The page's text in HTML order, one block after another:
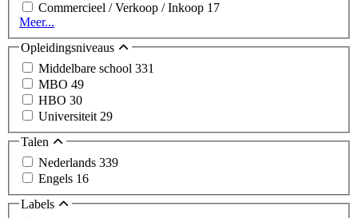
Commercieel / Verkoop / Inkoop 17
Meer...
Opleidingsniveaus
Middelbare school 331
MBO 49
HBO 30
Universiteit 29
Talen
Nederlands 339
Engels 16
Labels